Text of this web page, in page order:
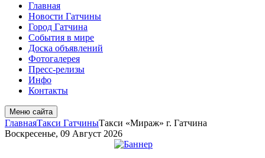
Главная
Новости Гатчины
Город Гатчина
События в мире
Доска объявлений
Фотогалерея
Пресс-релизы
Инфо
Контакты
Меню сайта
ГлавнаяТакси ГатчиныТакси «Мираж» г. Гатчина
Воскресенье, 09 Август 2026